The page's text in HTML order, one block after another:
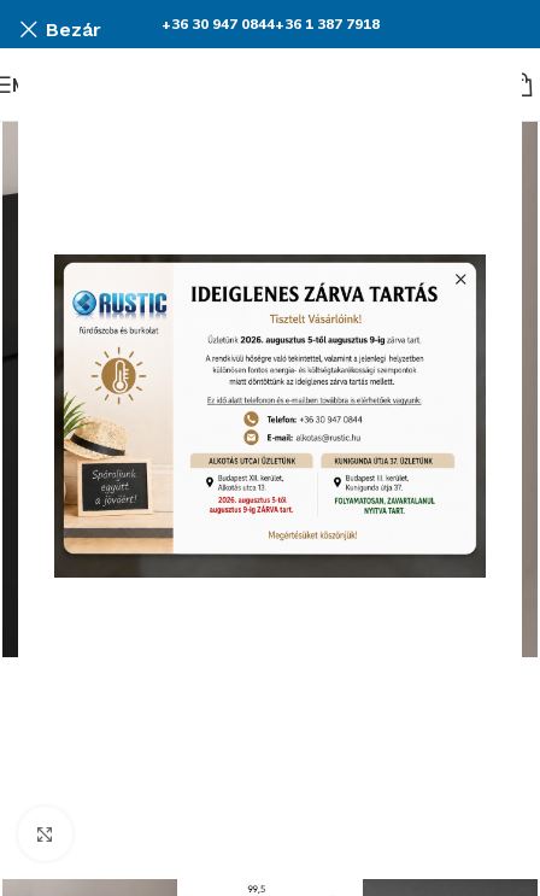
Bezár +36 30 947 0844+36 1 387 7918
Menü